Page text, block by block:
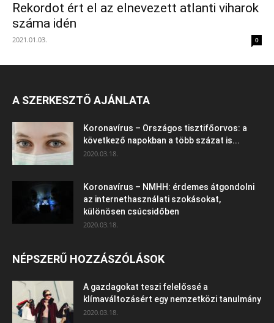
Rekordot ért el az elnevezett atlanti viharok
száma idén
2021.01.03. 0
A SZERKESZTŐ AJÁNLATA
Koronavírus – Országos tisztifőorvos: a
következő napokban a több százat is...
2020.03.18.
Koronavírus – NMHH: érdemes átgondolni
az internethasználati szokásokat,
különösen csúcsidőben
2020.03.18.
NÉPSZERŰ HOZZÁSZÓLÁSOK
A gazdagokat teszi felelőssé a
klímaváltozásért egy nemzetközi tanulmány
2020.03.18.